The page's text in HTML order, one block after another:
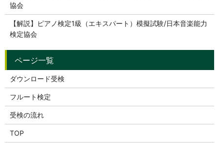
協会
【解説】ピアノ検定1級（エキスパート）模擬試験/日本音楽能力
検定協会
ダウンロード受検
フルート検定
受検の流れ
TOP